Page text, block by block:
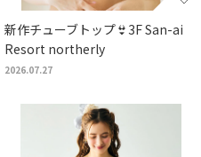
新作チューブトップ👙3F San-ai
Resort northerly
2026.07.27